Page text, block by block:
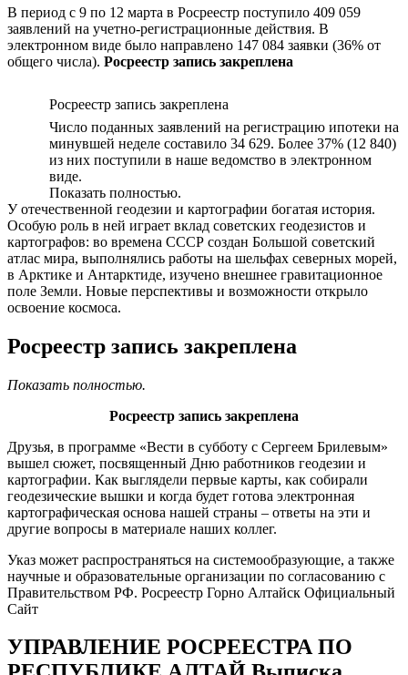
В период с 9 по 12 марта в Росреестр поступило 409 059
заявлений на учетно-регистрационные действия. В
электронном виде было направлено 147 084 заявки (36% от
общего числа). Росреестр запись закреплена
Росреестр запись закреплена
Число поданных заявлений на регистрацию ипотеки на
минувшей неделе составило 34 629. Более 37% (12 840)
из них поступили в наше ведомство в электронном
виде.
Показать полностью.
У отечественной геодезии и картографии богатая история.
Особую роль в ней играет вклад советских геодезистов и
картографов: во времена СССР создан Большой советский
атлас мира, выполнялись работы на шельфах северных морей,
в Арктике и Антарктиде, изучено внешнее гравитационное
поле Земли. Новые перспективы и возможности открыло
освоение космоса.
Росреестр запись закреплена
Показать полностью.
Росреестр запись закреплена
Друзья, в программе «Вести в субботу с Сергеем Брилевым»
вышел сюжет, посвященный Дню работников геодезии и
картографии. Как выглядели первые карты, как собирали
геодезические вышки и когда будет готова электронная
картографическая основа нашей страны – ответы на эти и
другие вопросы в материале наших коллег.
Указ может распространяться на системообразующие, а также
научные и образовательные организации по согласованию с
Правительством РФ. Росреестр Горно Алтайск Официальный
Сайт
УПРАВЛЕНИЕ РОСРЕЕСТРА ПО